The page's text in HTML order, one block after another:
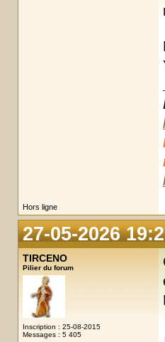
Hors ligne
27-05-2026
TIRCENO
Pilier du forum
Inscription : 25-08-2015
Messages : 5 405